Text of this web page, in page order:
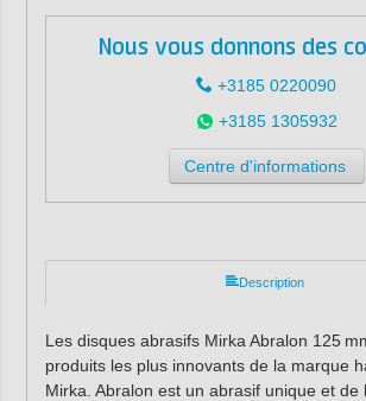
Nous vous donnons des
+3185 0220090
+3185 1305932
Centre d'informations
Description
Les disques abrasifs Mirka Abralon 125
produits les plus innovants de la marque
Mirka. Abralon est un abrasif unique et de